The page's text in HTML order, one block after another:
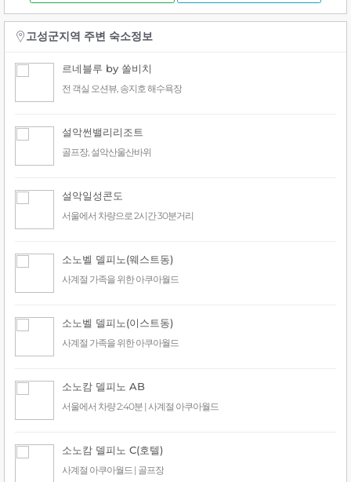
고성군지역 주변 숙소정보
르네블루 by 쏠비치
전 객실 오션뷰, 송지호 해수욕장
설악썬밸리리조트
골프장, 설악산울산바위
설악일성콘도
서울에서 차량으로 2시간 30분거리
소노벨 델피노(웨스트동)
사계절 가족을 위한 아쿠아월드
소노벨 델피노(이스트동)
사계절 가족을 위한 아쿠아월드
소노캄 델피노 AB
서울에서 차량 2:40분 | 사계절 아쿠아월드
소노캄 델피노 C(호텔)
사계절 아쿠아월드 | 골프장